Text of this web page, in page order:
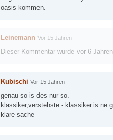
oasis kommen.
Leinemann Vor 15 Jahren
Dieser Kommentar wurde vor 6 Jahren
Kubischi Vor 15 Jahren
genau so is des nur so.
klassiker,verstehste - klassiker.is ne
klare sache